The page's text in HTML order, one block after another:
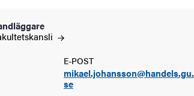
E-POST
mikael.johansson@handels.gu.
se